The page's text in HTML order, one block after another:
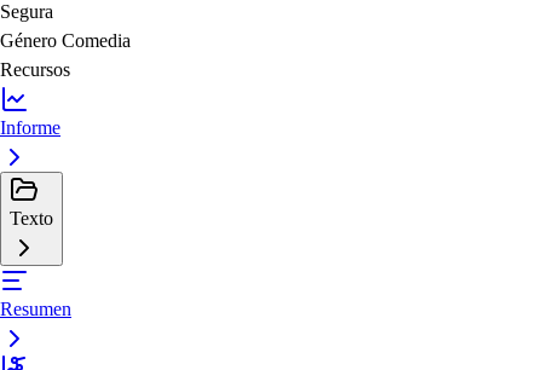
Segura
Género Comedia
Recursos
Informe
Texto
Resumen